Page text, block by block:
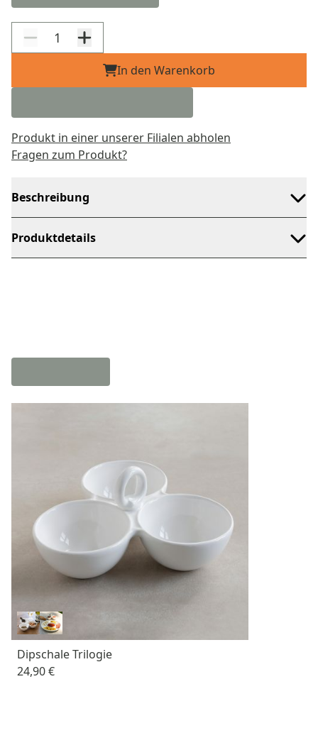
In den Warenkorb
Produkt in einer unserer Filialen abholen
Fragen zum Produkt?
Beschreibung
Produktdetails
Dipschale Trilogie
24,90 €